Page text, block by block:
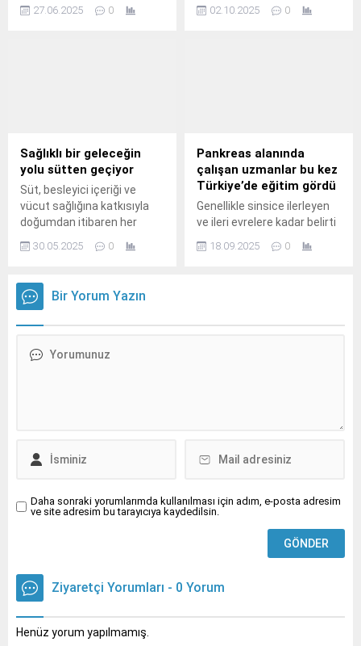
27.06.2025 0
Meme Kanseri Farkındalık
02.10.2025 0
Sağlıklı bir geleceğin
yolu sütten geçiyor
Süt, besleyici içeriği ve
vücut sağlığına katkısıyla
doğumdan itibaren her
temel bir gıda.
30.05.2025 0
Pankreas alanında
çalışan uzmanlar bu kez
Türkiye’de eğitim gördü
Genellikle sinsice ilerleyen
ve ileri evrelere kadar belirti
kanserinin tüm dünyada ve
18.09.2025 0
Bir Yorum Yazın
Daha sonraki yorumlarımda kullanılması için adım, e-posta adresim
ve site adresim bu tarayıcıya kaydedilsin.
Ziyaretçi Yorumları - 0 Yorum
Henüz yorum yapılmamış.